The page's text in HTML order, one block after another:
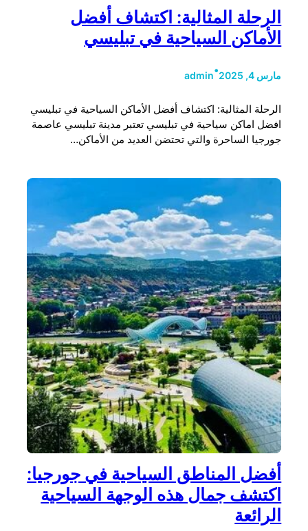
الرحلة المثالية: اكتشاف أفضل
الأماكن السياحية في تبليسي
مارس 4, 2025 •
admin
الرحلة المثالية: اكتشاف أفضل الأماكن السياحية في تبليسي
افضل اماكن سياحية في تبليسي تعتبر مدينة تبليسي عاصمة
جورجيا الساحرة والتي تحتضن العديد من الأماكن…
أفضل المناطق السياحية في جورجيا:
اكتشف جمال هذه الوجهة السياحية
الرائعة